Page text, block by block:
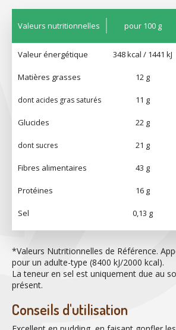
Valeurs nutritionnelles pour 100 g
Valeur énergétique 348 kcal / 1441 kJ
Matières grasses 12 g
dont acides gras saturés 11 g
Glucides 22 g
dont sucres 21 g
Fibres alimentaires 43 g
Protéines 16 g
Sel 0,13 g
*Valeurs Nutritionnelles de Référence.
pour un adulte-type (8400 kJ/2000 kcal).
La teneur en sel est uniquement due au
présent.
Conseils d'utilisation